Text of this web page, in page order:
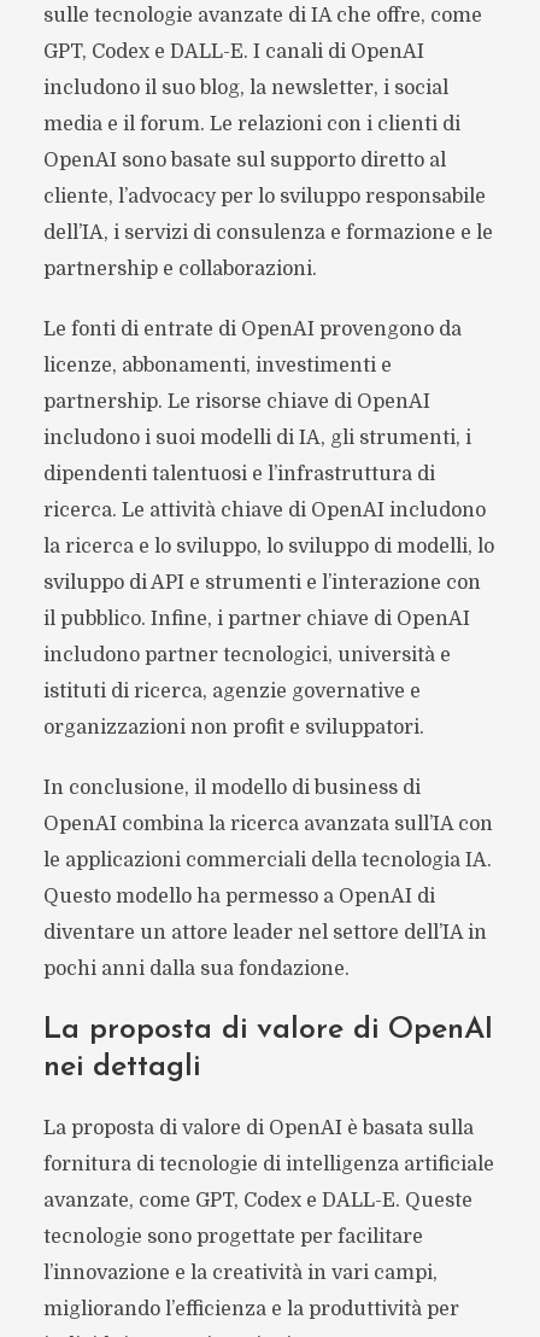
sulle tecnologie avanzate di IA che offre, come
GPT, Codex e DALL-E. I canali di OpenAI
includono il suo blog, la newsletter, i social
media e il forum. Le relazioni con i clienti di
OpenAI sono basate sul supporto diretto al
cliente, l’advocacy per lo sviluppo responsabile
dell’IA, i servizi di consulenza e formazione e le
partnership e collaborazioni.
Le fonti di entrate di OpenAI provengono da
licenze, abbonamenti, investimenti e
partnership. Le risorse chiave di OpenAI
includono i suoi modelli di IA, gli strumenti, i
dipendenti talentuosi e l’infrastruttura di
ricerca. Le attività chiave di OpenAI includono
la ricerca e lo sviluppo, lo sviluppo di modelli, lo
sviluppo di API e strumenti e l’interazione con
il pubblico. Infine, i partner chiave di OpenAI
includono partner tecnologici, università e
istituti di ricerca, agenzie governative e
organizzazioni non profit e sviluppatori.
In conclusione, il modello di business di
OpenAI combina la ricerca avanzata sull’IA con
le applicazioni commerciali della tecnologia IA.
Questo modello ha permesso a OpenAI di
diventare un attore leader nel settore dell’IA in
pochi anni dalla sua fondazione.
La proposta di valore di OpenAI
nei dettagli
La proposta di valore di OpenAI è basata sulla
fornitura di tecnologie di intelligenza artificiale
avanzate, come GPT, Codex e DALL-E. Queste
tecnologie sono progettate per facilitare
l’innovazione e la creatività in vari campi,
migliorando l’efficienza e la produttività per